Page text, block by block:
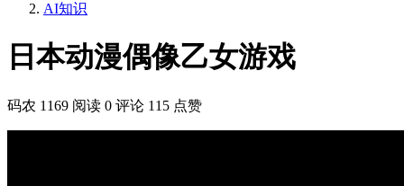
AI知识
日本动漫偶像乙女游戏
码农 1169 阅读 0 评论 115 点赞